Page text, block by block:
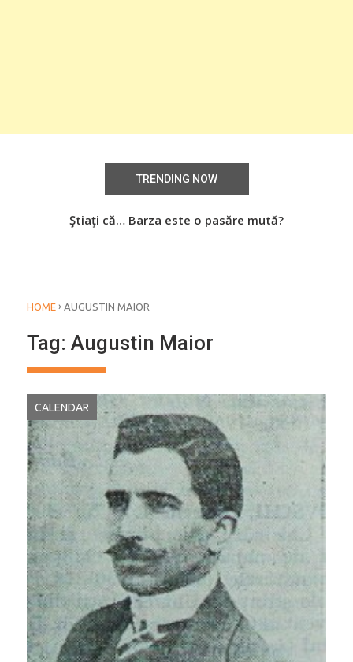
TRENDING NOW
Ştiaţi că… Barza este o pasăre mută?
Știați că… Roşiile îsi păstrează substanţele benefice
HOME › AUGUSTIN MAIOR
Tag: Augustin Maior
CALENDAR